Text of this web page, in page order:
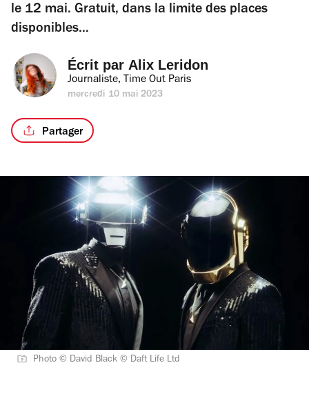
le 12 mai. Gratuit, dans la limite des places
disponibles…
Écrit par Alix Leridon
Journaliste, Time Out Paris
mercredi 10 mai 2023
Partager
Photo © David Black © Daft Life Ltd